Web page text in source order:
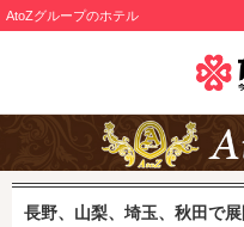
AtoZグループのホテル
長野、山梨、埼玉、秋田で